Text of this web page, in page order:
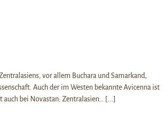
vor allem Buchara und Samarkand,
Auch der im Westen bekannte Avicenna ist
bei Novastan: Zentralasien…
[...]